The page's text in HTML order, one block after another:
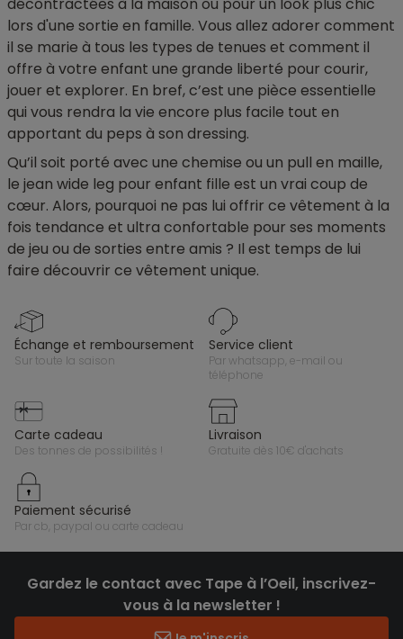
décontractées à la maison ou pour un look plus chic
lors d'une sortie en famille. Vous allez adorer comment
il se marie à tous les types de tenues et comment il
offre à votre enfant une grande liberté pour courir,
jouer et explorer. En bref, c’est une pièce essentielle
qui vous rendra la vie encore plus facile tout en
apportant du peps à son dressing.
Qu’il soit porté avec une chemise ou un pull en maille,
le jean wide leg pour enfant fille est un vrai coup de
cœur. Alors, pourquoi ne pas lui offrir ce vêtement à la
fois tendance et ultra confortable pour ses moments
de jeu ou de sorties entre amis ? Il est temps de lui
faire découvrir ce vêtement unique.
échange et remboursement
sur toute la saison
service client
par whatsapp, e-mail ou
téléphone
carte cadeau
des tonnes de possibilités !
livraison
gratuite dès 10€ d'achats
paiement sécurisé
par cb, paypal ou carte cadeau
Gardez le contact avec Tape à l’Oeil, inscrivez-
vous à la newsletter !